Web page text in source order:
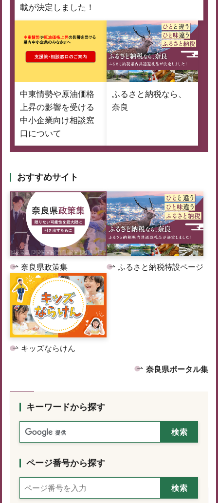
載が決定しました！
中東情勢や原油価格
上昇の影響を受ける
中小企業向け相談窓
口について
ふるさと納税なら、
奈良
おすすめサイト
奈良県政策集 ふるさと納税特設ページ
キッズならけん
奈良県ポータル集
キーワードから探す
ページ番号から探す